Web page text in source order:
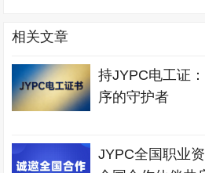
相关文章
持JYPC电工证
序的守护者
JYPC全国职业